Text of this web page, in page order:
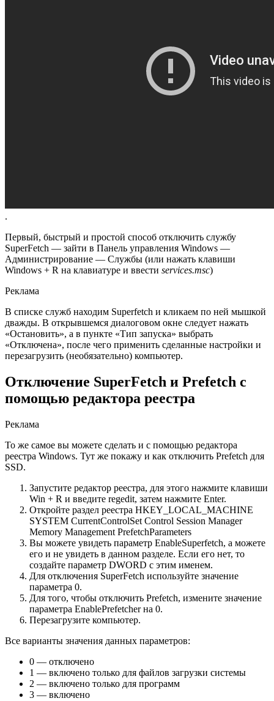
.
Первый, быстрый и простой способ отключить службу
SuperFetch — зайти в Панель управления Windows —
Администрирование — Службы (или нажать клавиши
Windows + R на клавиатуре и ввести services.msc)
Реклама
В списке служб находим Superfetch и кликаем по ней мышкой
дважды. В открывшемся диалоговом окне следует нажать
«Остановить», а в пункте «Тип запуска» выбрать
«Отключена», после чего применить сделанные настройки и
перезагрузить (необязательно) компьютер.
Отключение SuperFetch и Prefetch с
помощью редактора реестра
Реклама
То же самое вы можете сделать и с помощью редактора
реестра Windows. Тут же покажу и как отключить Prefetch для
SSD.
Запустите редактор реестра, для этого нажмите клавиши
Win + R и введите regedit, затем нажмите Enter.
Откройте раздел реестра HKEY_LOCAL_MACHINE
SYSTEM CurrentControlSet Control Session Manager
Memory Management PrefetchParameters
Вы можете увидеть параметр EnableSuperfetch, а можете
его и не увидеть в данном разделе. Если его нет, то
создайте параметр DWORD с этим именем.
Для отключения SuperFetch используйте значение
параметра 0.
Для того, чтобы отключить Prefetch, измените значение
параметра EnablePrefetcher на 0.
Перезагрузите компьютер.
Все варианты значения данных параметров:
0 — отключено
1 — включено только для файлов загрузки системы
2 — включено только для программ
3 — включено